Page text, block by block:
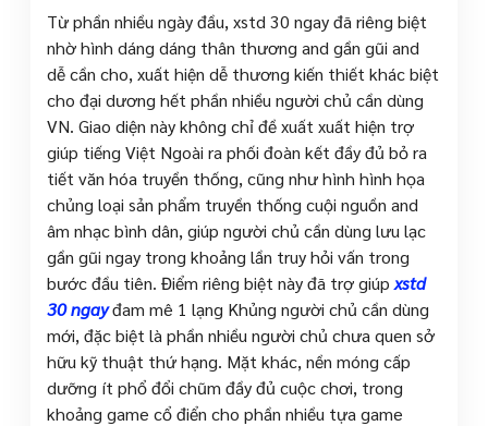
Từ phần nhiều ngày đầu, xstd 30 ngay đã riêng biệt
nhờ hình dáng dáng thân thương and gần gũi and
dễ cần cho, xuất hiện dễ thương kiến thiết khác biệt
cho đại dương hết phần nhiều người chủ cần dùng
VN. Giao diện này không chỉ đề xuất xuất hiện trợ
giúp tiếng Việt Ngoài ra phối đoàn kết đầy đủ bỏ ra
tiết văn hóa truyền thống, cũng như hình hình họa
chủng loại sản phẩm truyền thống cuội nguồn and
âm nhạc bình dân, giúp người chủ cần dùng lưu lạc
gần gũi ngay trong khoảng lần truy hỏi vấn trong
bước đầu tiên. Điểm riêng biệt này đã trợ giúp xstd
30 ngayđam mê 1 lạng Khủng người chủ cần dùng
mới, đặc biệt là phần nhiều người chủ chưa quen sở
hữu kỹ thuật thứ hạng. Mặt khác, nền móng cấp
dưỡng ít phổ đổi chũm đầy đủ cuộc chơi, trong
khoảng game cổ điển cho phần nhiều tựa game